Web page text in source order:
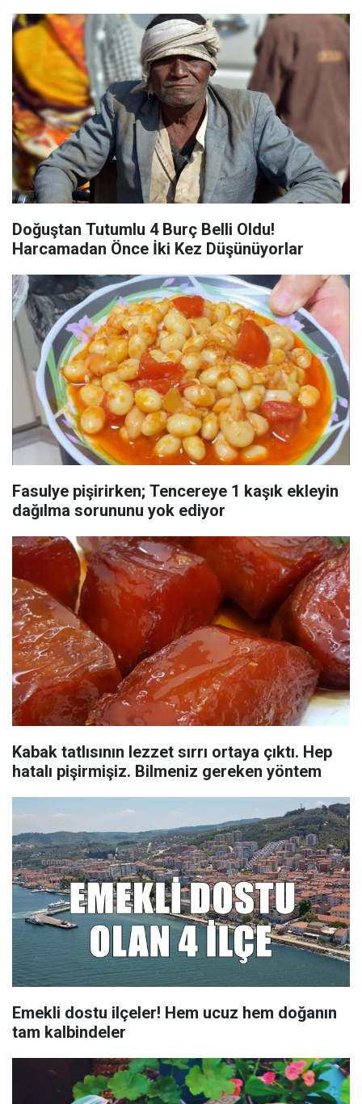
Doğuştan Tutumlu 4 Burç Belli Oldu!
Harcamadan Önce İki Kez Düşünüyorlar
Fasulye pişirirken; Tencereye 1 kaşık ekleyin
dağılma sorununu yok ediyor
Kabak tatlısının lezzet sırrı ortaya çıktı. Hep
hatalı pişirmişiz. Bilmeniz gereken yöntem
Emekli dostu ilçeler! Hem ucuz hem doğanın
tam kalbindeler